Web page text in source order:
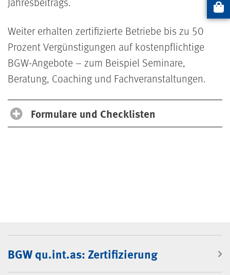
Weiter erhalten zertifizierte Betriebe bis zu 50
Prozent Vergünstigungen auf kostenpflichtige
BGW-Angebote – zum Beispiel Seminare,
Beratung, Coaching und Fachveranstaltungen.
Formulare und Checklisten
BGW qu.int.as: Zertifizierung
Artikel